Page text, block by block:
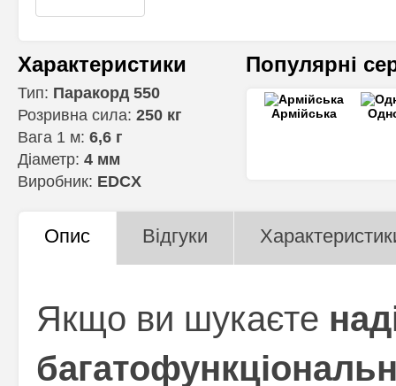
Характеристики
Тип: Паракорд 550
Розривна сила: 250 кг
Вага 1 м: 6,6 г
Діаметр: 4 мм
Виробник: EDCX
Популярні
Армійська
Опис Відгуки
Якщо ви шукаєте